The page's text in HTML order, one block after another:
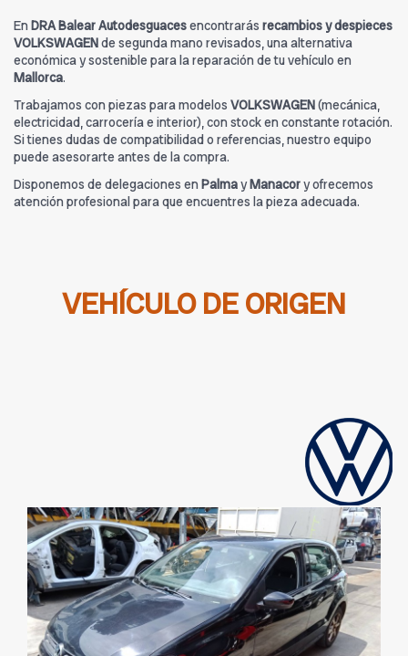
En DRA Balear Autodesguacesencontrarás recambios y despieces
VOLKSWAGENde segunda mano revisados, una alternativa
económica y sostenible para la reparación de tu vehículo en
Mallorca.
Trabajamos con piezas para modelos VOLKSWAGEN(mecánica,
electricidad, carrocería e interior), con stock en constante rotación.
Si tienes dudas de compatibilidad o referencias, nuestro equipo
puede asesorarte antes de la compra.
Disponemos de delegaciones en PalmayManacory ofrecemos
atención profesional para que encuentres la pieza adecuada.
VEHÍCULO DE ORIGEN